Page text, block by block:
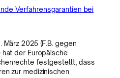
Verfahrensgarantien bei
März 2025 (F.B. gegen
hat der Europäische
festgestellt, dass
zur medizinischen